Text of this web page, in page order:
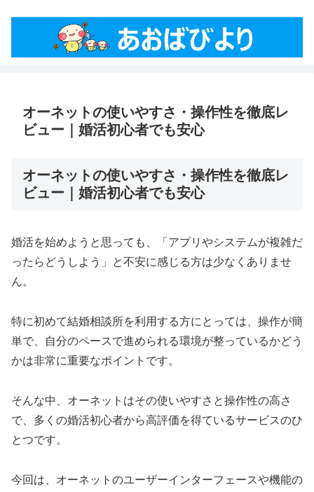
オーネットの使いやすさ・操作性を徹底レ
ビュー｜婚活初心者でも安心
オーネットの使いやすさ・操作性を徹底レ
ビュー｜婚活初心者でも安心
婚活を始めようと思っても、「アプリやシステムが複雑だ
ったらどうしよう」と不安に感じる方は少なくありませ
ん。
特に初めて結婚相談所を利用する方にとっては、操作が簡
単で、自分のペースで進められる環境が整っているかどう
かは非常に重要なポイントです。
そんな中、オーネットはその使いやすさと操作性の高さ
で、多くの婚活初心者から高評価を得ているサービスのひ
とつです。
今回は、オーネットのユーザーインターフェースや機能の